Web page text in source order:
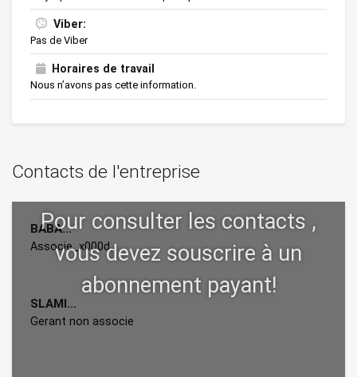
Viber:
Pas de Viber
Horaires de travail
Nous n’avons pas cette information.
Contacts de l'entreprise
BABA...
Associe_x000d_
SLAMI...
Gerant non associe